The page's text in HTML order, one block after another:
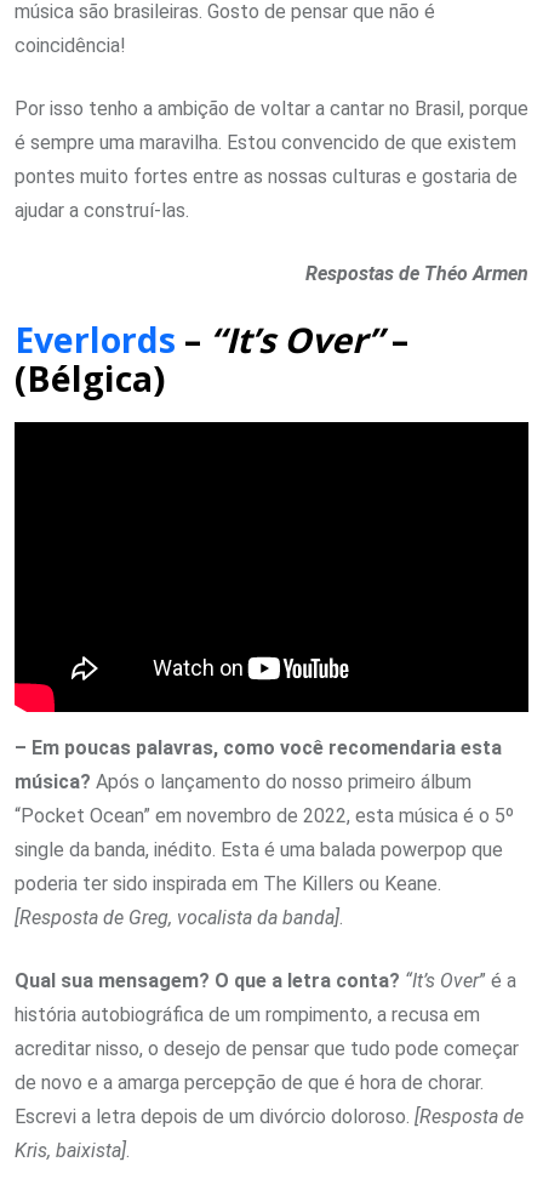
música são brasileiras. Gosto de pensar que não é
coincidência!
Por isso tenho a ambição de voltar a cantar no Brasil, porque
é sempre uma maravilha. Estou convencido de que existem
pontes muito fortes entre as nossas culturas e gostaria de
ajudar a construí-las.
Respostas de Théo Armen
Everlords – “It’s Over”–
(Bélgica)
– Em poucas palavras, como você recomendaria esta
música? Após o lançamento do nosso primeiro álbum
“Pocket Ocean” em novembro de 2022, esta música é o 5º
single da banda, inédito. Esta é uma balada powerpop que
poderia ter sido inspirada em The Killers ou Keane.
[Resposta de Greg, vocalista da banda]
Qual sua mensagem? O que a letra conta? “It’s Over” é a
história autobiográfica de um rompimento, a recusa em
acreditar nisso, o desejo de pensar que tudo pode começar
de novo e a amarga percepção de que é hora de chorar.
Escrevi a letra depois de um divórcio doloroso. [Resposta de
Kris, baixista]